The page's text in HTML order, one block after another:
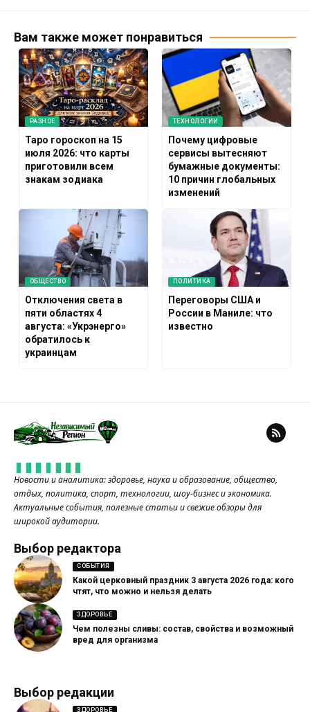
Вам также может понравиться
РАЗНОЕ
Таро гороскоп на 15
июля 2026: что карты
приготовили всем
знакам зодиака
ТЕХНОЛОГИИ
Почему цифровые
сервисы вытесняют
бумажные документы:
10 причин глобальных
изменений
ОБЩЕСТВО
Отключения света в
пяти областях 4
августа: «Укрэнерго»
обратилось к
украинцам
ПОЛИТИКА
Переговоры США и
России в Маниле: что
известно
Новости и аналитика: здоровье, наука и образование, общество,
отдых, политика, спорт, технологии, шоу-бизнес и экономика.
Актуальные события, полезные статьи и свежие обзоры для
широкой аудитории.
Выбор редактора
СОБЫТИЯ
Какой церковный праздник 3 августа 2026 года: кого
чтят, что можно и нельзя делать
ЗДОРОВЬЕ
Чем полезны сливы: состав, свойства и возможный
вред для организма
Выбор редакции
ЗДОРОВЬЕ